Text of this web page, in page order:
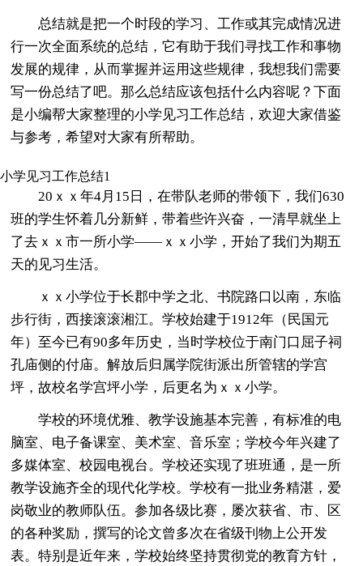
总结就是把一个时段的学习、工作或其完成情况进
行一次全面系统的总结，它有助于我们寻找工作和事物
发展的规律，从而掌握并运用这些规律，我想我们需要
写一份总结了吧。那么总结应该包括什么内容呢？下面
是小编帮大家整理的小学见习工作总结，欢迎大家借鉴
与参考，希望对大家有所帮助。
小学见习工作总结1
20ｘｘ年4月15日，在带队老师的带领下，我们630
班的学生怀着几分新鲜，带着些许兴奋，一清早就坐上
了去ｘｘ市一所小学――ｘｘ小学，开始了我们为期五
天的见习生活。
ｘｘ小学位于长郡中学之北、书院路口以南，东临
步行街，西接滚滚湘江。学校始建于1912年（民国元
年）至今已有90多年历史，当时学校位于南门口屈子祠
孔庙侧的付庙。解放后归属学院街派出所管辖的学宫
坪，故校名学宫坪小学，后更名为ｘｘ小学。
学校的环境优雅、教学设施基本完善，有标准的电
脑室、电子备课室、美术室、音乐室；学校今年兴建了
多媒体室、校园电视台。学校还实现了班班通，是一所
教学设施齐全的现代化学校。学校有一批业务精湛，爱
岗敬业的教师队伍。参加各级比赛，屡次获省、市、区
的各种奖励，撰写的论文曾多次在省级刊物上公开发
表。特别是近年来，学校始终坚持贯彻党的教育方针，